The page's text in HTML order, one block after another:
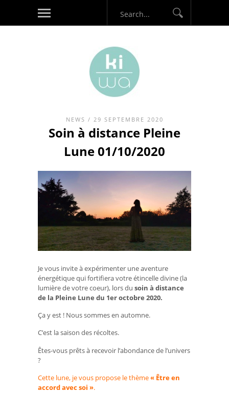
NEWS / 29 SEPTEMBRE 2020
Soin à distance Pleine
Lune 01/10/2020
Je vous invite à expérimenter une aventure
énergétique qui fortifiera votre étincelle divine (la
lumière de votre coeur), lors du soin à distance
de la Pleine Lune du 1er octobre 2020.
Ça y est ! Nous sommes en automne.
C’est la saison des récoltes.
Êtes-vous prêts à recevoir l’abondance de l’univers
?
Cette lune, je vous propose le thème« Être en
accord avec soi ».